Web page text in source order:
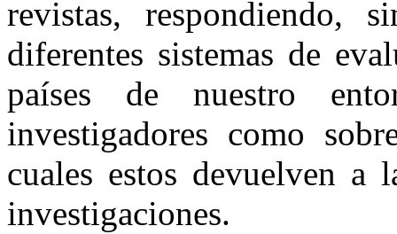
revistas,
diferentes sistemas de
países de nuestro
investigadores como
cuales estos devuelven a
investigaciones.